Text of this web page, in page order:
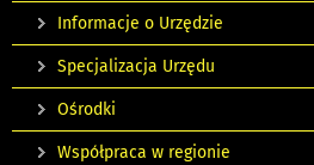
Informacje o Urzędzie
Specjalizacja Urzędu
Ośrodki
Współpraca w regionie